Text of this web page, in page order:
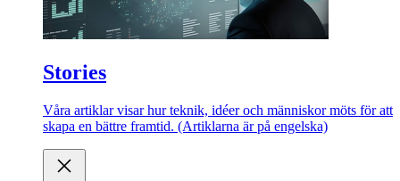
Stories
Våra artiklar visar hur teknik, idéer och människor möts för att
skapa en bättre framtid. (Artiklarna är på engelska)